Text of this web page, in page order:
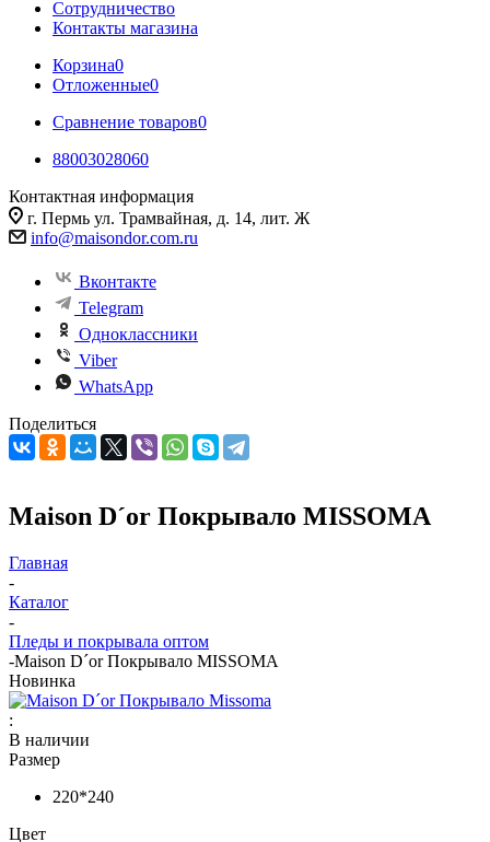
Сотрудничество
Контакты магазина
Корзина0
Отложенные0
Сравнение товаров0
88003028060
Контактная информация
г. Пермь ул. Трамвайная, д. 14, лит. Ж
info@maisondor.com.ru
Вконтакте
Telegram
Одноклассники
Viber
WhatsApp
Поделиться
Maison D´or Покрывало MISSOMA
Главная
-
Каталог
-
Пледы и покрывала оптом
-Maison D´or Покрывало MISSOMA
Новинка
:
В наличии
Размер
220*240
Цвет